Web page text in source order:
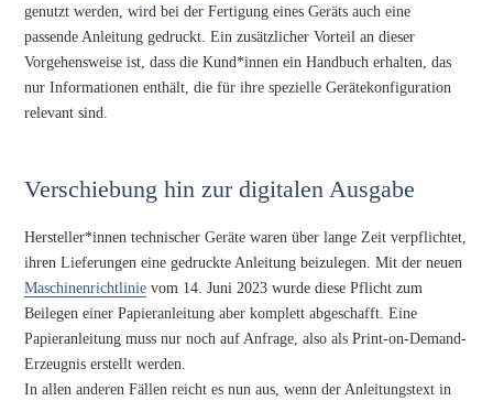
genutzt werden, wird bei der Fertigung eines Geräts auch eine
passende Anleitung gedruckt. Ein zusätzlicher Vorteil an dieser
Vorgehensweise ist, dass die Kund*innen ein Handbuch erhalten, das
nur Informationen enthält, die für ihre spezielle Gerätekonfiguration
relevant sind.
Verschiebung hin zur digitalen Ausgabe
Hersteller*innen technischer Geräte waren über lange Zeit verpflichtet,
ihren Lieferungen eine gedruckte Anleitung beizulegen. Mit der neuen
Maschinenrichtlinie vom 14. Juni 2023 wurde diese Pflicht zum
Beilegen einer Papieranleitung aber komplett abgeschafft. Eine
Papieranleitung muss nur noch auf Anfrage, also als Print-on-Demand-
Erzeugnis erstellt werden.
In allen anderen Fällen reicht es nun aus, wenn der Anleitungstext in